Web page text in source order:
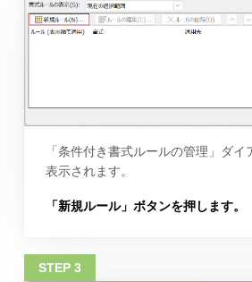
「条件付き書式ルールの管理」ダ
表示されます。
「新規ルール」ボタンを押します。